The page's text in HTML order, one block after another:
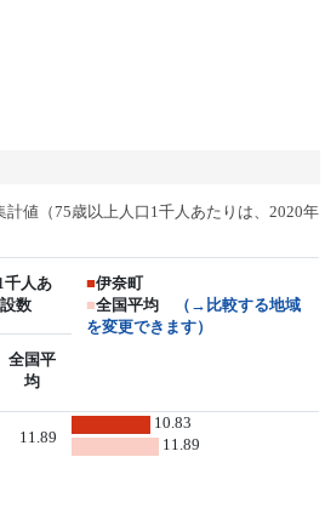
値（75歳以上人口1千人あたりは、2020年
千人あ
数
■伊奈町
■全国平均
（→比較する地域
を変更できます）
全国平
均
11.89
10.83
11.89